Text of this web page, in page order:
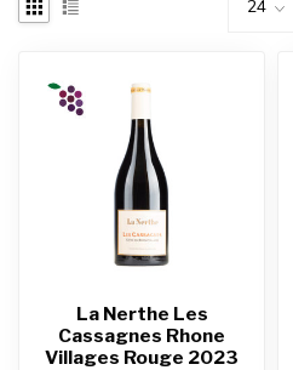
La Nerthe Les
Cassagnes Rhone
Villages Rouge 2023